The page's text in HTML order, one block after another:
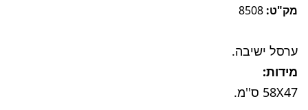
מק"ט: 8508
ערסל ישיבה.
מידות:
58X47 ס''מ.